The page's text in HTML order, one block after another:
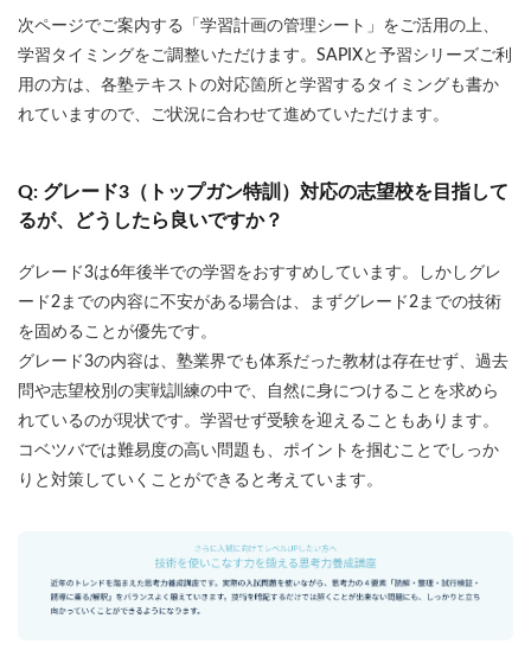
次ページでご案内する「学習計画の管理シート」をご活用の上、
学習タイミングをご調整いただけます。SAPIXと予習シリーズご利
用の方は、各塾テキストの対応箇所と学習するタイミングも書か
れていますので、ご状況に合わせて進めていただけます。
Q: グレード3（トップガン特訓）対応の志望校を目指して
るが、どうしたら良いですか？
グレード3は6年後半での学習をおすすめしています。しかしグレ
ード2までの内容に不安がある場合は、まずグレード2までの技術
を固めることが優先です。
グレード3の内容は、塾業界でも体系だった教材は存在せず、過去
問や志望校別の実戦訓練の中で、自然に身につけることを求めら
れているのが現状です。学習せず受験を迎えることもあります。
コベツバでは難易度の高い問題も、ポイントを掴むことでしっか
りと対策していくことができると考えています。